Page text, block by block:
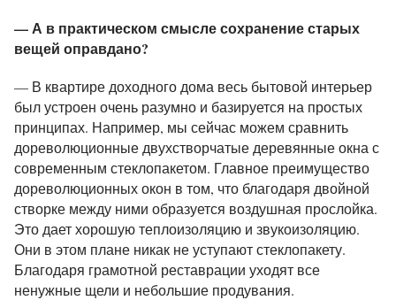
— А в практическом смысле сохранение старых
вещей оправдано?
— В квартире доходного дома весь бытовой интерьер
был устроен очень разумно и базируется на простых
принципах. Например, мы сейчас можем сравнить
дореволюционные двухстворчатые деревянные окна с
современным стеклопакетом. Главное преимущество
дореволюционных окон в том, что благодаря двойной
створке между ними образуется воздушная прослойка.
Это дает хорошую теплоизоляцию и звукоизоляцию.
Они в этом плане никак не уступают стеклопакету.
Благодаря грамотной реставрации уходят все
ненужные щели и небольшие продувания.